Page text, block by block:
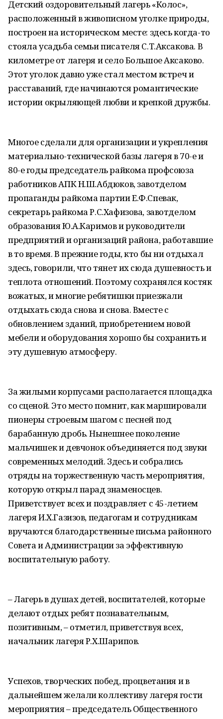
Детский оздоровительный лагерь «Колос»,
расположенный в живописном уголке природы,
построен на историческом месте: здесь когда-то
стояла усадьба семьи писателя С.Т.Аксакова. В
километре от лагеря и село Большое Аксаково.
Этот уголок давно уже стал местом встреч и
расставаний, где начинаются романтические
истории окрыляющей любви и крепкой дружбы.
Многое сделали для организации и укрепления
материально-технической базы лагеря в 70-е и
80-е годы председатель райкома профсоюза
работников АПК Н.Ш.Абдюков, завотделом
пропаганды райкома партии Е.Ф.Спевак,
секретарь райкома Р.С.Хафизова, завотделом
образования Ю.А.Каримов и руководители
предприятий и организаций района, работавшие
в то время. В прежние годы, кто бы ни отдыхал
здесь, говорили, что тянет их сюда душевность и
теплота отношений. Поэтому сохранялся костяк
вожатых, и многие ребятишки приезжали
отдыхать сюда снова и снова. Вместе с
обновлением зданий, приобретением новой
мебели и оборудования хорошо бы сохранить и
эту душевную атмосферу.
За жилыми корпусами располагается площадка
со сценой. Это место помнит, как маршировали
пионеры строевым шагом с песней под
барабанную дробь. Нынешнее поколение
мальчишек и девчонок объединяется под звуки
современных мелодий. Здесь и собрались
отряды на торжественную часть мероприятия,
которую открыл парад знаменосцев.
Приветствует всех и поздравляет с 45-летием
лагеря И.Х.Газизов, педагогам и сотрудникам
вручаются благодарственные письма районного
Совета и Администрации за эффективную
воспитательную работу.
– Лагерь в душах детей, воспитателей, которые
делают отдых ребят познавательным,
позитивным, – отметил, приветствуя всех,
начальник лагеря Р.Х.Шарипов.
Успехов, творческих побед, процветания и в
дальнейшем желали коллективу лагеря гости
мероприятия – председатель Общественного